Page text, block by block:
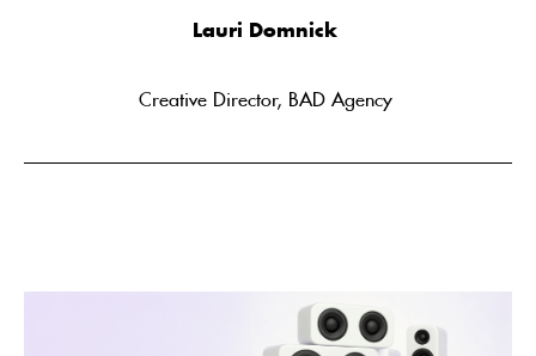
Lauri Domnick
Creative Director, BAD Agency